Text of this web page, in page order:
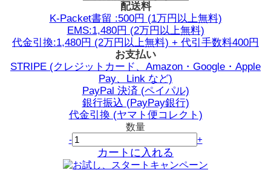
配送料
K-Packet書留 :500円 (1万円以上無料)
EMS:1,480円 (2万円以上無料)
代金引換:1,480円 (2万円以上無料) + 代引手数料400円
お支払い
STRIPE (クレジットカード、Amazon・Google・Apple
Pay、Link など)
PayPal 決済 (ペイパル)
銀行振込 (PayPay銀行)
代金引換 (ヤマト便コレクト)
数量
-
+
カートに入れる